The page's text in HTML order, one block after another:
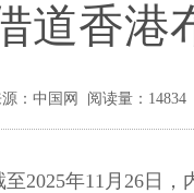
道香港
：中国网 阅读量：14834
2025年11月26日